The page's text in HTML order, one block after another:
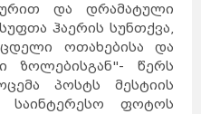
და დრამატული
ჰაერის სუნთქვა,
ოთახებისა და
ზოლებისგან"- წერს
პოსტს მესტიის
საინტერესო ფოტოს